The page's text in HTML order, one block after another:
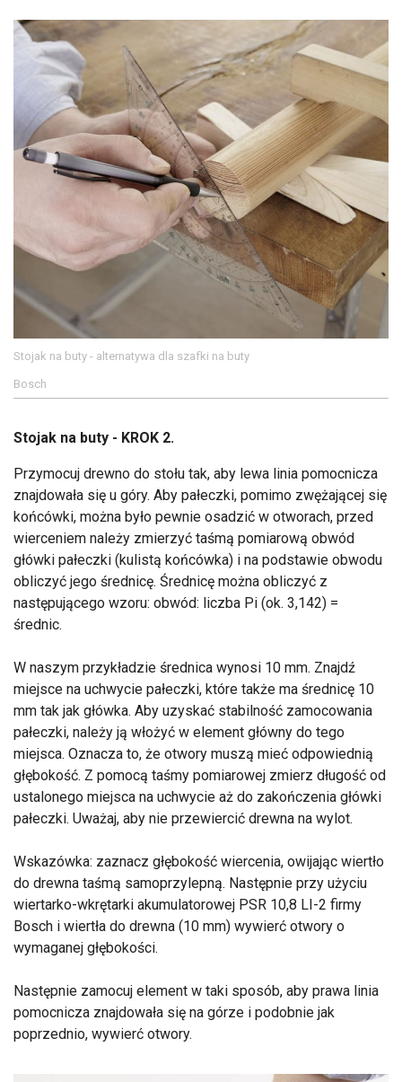
Stojak na buty - alternatywa dla szafki na buty
Bosch
Stojak na buty - KROK 2.
Przymocuj drewno do stołu tak, aby lewa linia pomocnicza
znajdowała się u góry. Aby pałeczki, pomimo zwężającej się
końcówki, można było pewnie osadzić w otworach, przed
wierceniem należy zmierzyć taśmą pomiarową obwód
główki pałeczki (kulistą końcówka) i na podstawie obwodu
obliczyć jego średnicę. Średnicę można obliczyć z
następującego wzoru: obwód: liczba Pi (ok. 3,142) =
średnic.
W naszym przykładzie średnica wynosi 10 mm. Znajdź
miejsce na uchwycie pałeczki, które także ma średnicę 10
mm tak jak główka. Aby uzyskać stabilność zamocowania
pałeczki, należy ją włożyć w element główny do tego
miejsca. Oznacza to, że otwory muszą mieć odpowiednią
głębokość. Z pomocą taśmy pomiarowej zmierz długość od
ustalonego miejsca na uchwycie aż do zakończenia główki
pałeczki. Uważaj, aby nie przewiercić drewna na wylot.
Wskazówka: zaznacz głębokość wiercenia, owijając wiertło
do drewna taśmą samoprzylepną. Następnie przy użyciu
wiertarko-wkrętarki akumulatorowej PSR 10,8 LI-2 firmy
Bosch i wiertła do drewna (10 mm) wywierć otwory o
wymaganej głębokości.
Następnie zamocuj element w taki sposób, aby prawa linia
pomocnicza znajdowała się na górze i podobnie jak
poprzednio, wywierć otwory.